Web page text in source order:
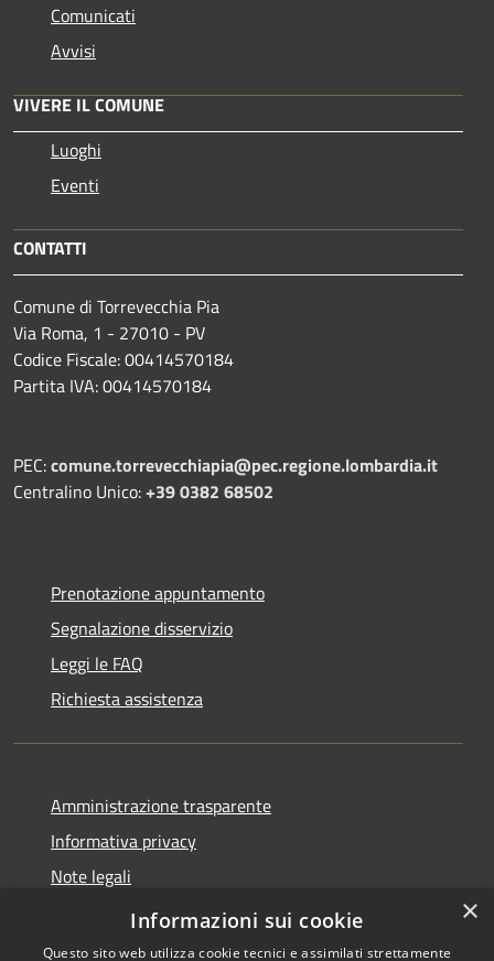
Comunicati
Avvisi
VIVERE IL COMUNE
Luoghi
Eventi
CONTATTI
Comune di Torrevecchia Pia
Via Roma, 1 - 27010 - PV
Codice Fiscale: 00414570184
Partita IVA: 00414570184
PEC:comune.torrevecchiapia@pec.regione.lombardia.it
Centralino Unico:+39 0382 68502
Prenotazione appuntamento
Segnalazione disservizio
Leggi le FAQ
Richiesta assistenza
Amministrazione trasparente
Informativa privacy
Note legali
Dichiarazione di accessibilità
×
Informazioni sui cookie
Questo sito web utilizza cookie tecnici e assimilati strettamente